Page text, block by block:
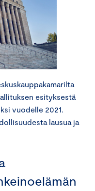
esityksestä
vuodelle 2021.
lausua ja